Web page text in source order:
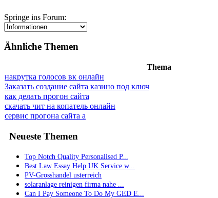
Springe ins Forum:
Ähnliche Themen
Thema
накрутка голосов вк онлайн
Заказать создание сайта казино под ключ
как делать прогон сайта
скачать чит на копатель онлайн
сервис прогона сайта а
Neueste Themen
Top Notch Quality Personalised P...
Best Law Essay Help UK Service w...
PV-Grosshandel usterreich
solaranlage reinigen firma nahe ...
Can I Pay Someone To Do My GED E...